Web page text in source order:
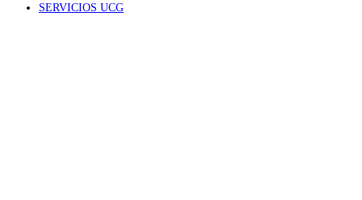
SERVICIOS UCG